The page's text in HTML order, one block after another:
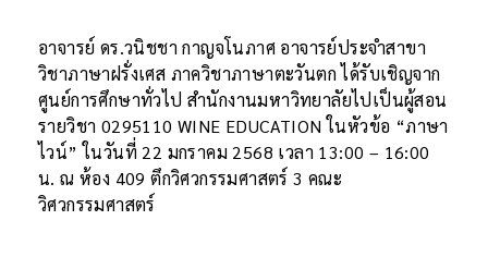
อาจารย์ ดร.วนิชชา กาญจโนภาศ อาจารย์ประจำสาขา
วิชาภาษาฝรั่งเศส ภาควิชาภาษาตะวันตก ได้รับเชิญจาก
ศูนย์การศึกษาทั่วไป สำนักงานมหาวิทยาลัยไปเป็นผู้สอน
รายวิชา 0295110 WINE EDUCATION ในหัวข้อ “ภาษา
ไวน์” ในวันที่ 22 มกราคม 2568 เวลา 13:00 – 16:00
น. ณ ห้อง 409 ตึกวิศวกรรมศาสตร์ 3 คณะ
วิศวกรรมศาสตร์